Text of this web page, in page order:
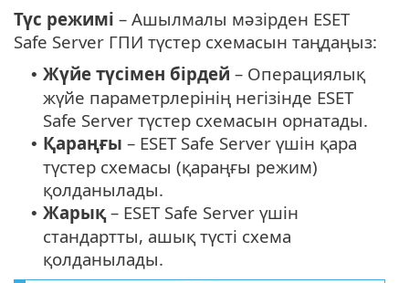
Түс режимі – Ашылмалы мәзірден ESET
Safe Server ГПИ түстер схемасын таңдаңыз:
• Жүйе түсімен бірдей – Операциялық
жүйе параметрлерінің негізінде ESET
Safe Server түстер схемасын орнатады.
• Қараңғы – ESET Safe Server үшін қара
түстер схемасы (қараңғы режим)
қолданылады.
• Жарық– ESET Safe Server үшін
стандартты, ашық түсті схема
қолданылады.